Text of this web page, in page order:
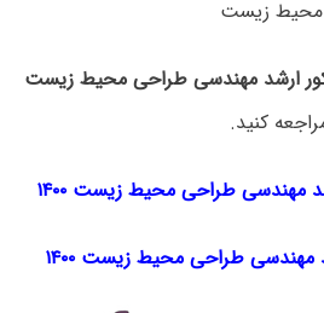
ارشد مهندسی طراحی محیط زیست
کنید.
مهندسی طراحی محیط زیست ۱۴۰۰
مهندسی طراحی محیط زیست ۱۴۰۰